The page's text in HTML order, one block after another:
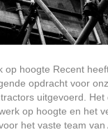
op hoogte Recent
opdracht voor
uitgevoerd. Het
op hoogte en het
het vaste team van